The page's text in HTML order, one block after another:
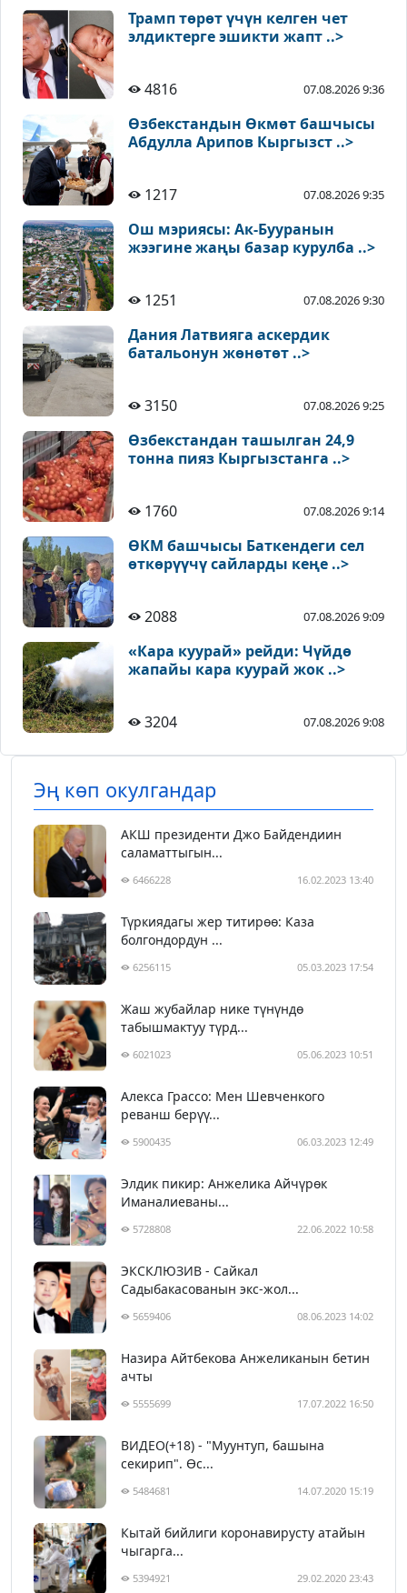
Трамп төрөт үчүн келген чет
элдиктерге эшикти жапт ..>
4816 07.08.2026 9:36
Өзбекстандын Өкмөт башчысы
Абдулла Арипов Кыргызст ..>
1217 07.08.2026 9:35
Ош мэриясы: Ак-Бууранын
жээгине жаңы базар курулба ..>
1251 07.08.2026 9:30
Дания Латвияга аскердик
батальонун жөнөтөт ..>
3150 07.08.2026 9:25
Өзбекстандан ташылган 24,9
тонна пияз Кыргызстанга ..>
1760 07.08.2026 9:14
ӨКМ башчысы Баткендеги сел
өткөрүүчү сайларды кеңе ..>
2088 07.08.2026 9:09
«Кара куурай» рейди: Чүйдө
жапайы кара куурай жок ..>
3204 07.08.2026 9:08
Эң көп окулгандар
АКШ президенти Джо Байдендиин
саламаттыгын...
6466228 16.02.2023 13:40
Түркиядагы жер титирөө: Каза
болгондордун ...
6256115 05.03.2023 17:54
Жаш жубайлар нике түнүндө
табышмактуу түрд...
6021023 05.06.2023 10:51
Алекса Грассо: Мен Шевченкого
реванш берүү...
5900435 06.03.2023 12:49
Элдик пикир: Анжелика Айчүрөк
Иманалиеваны...
5728808 22.06.2022 10:58
ЭКСКЛЮЗИВ - Сайкал
Садыбакасованын экс-жол...
5659406 08.06.2023 14:02
Назира Айтбекова Анжеликанын бетин
ачты
5555699 17.07.2022 16:50
ВИДЕО(+18) - "Муунтуп, башына
секирип". Өс...
5484681 14.07.2020 15:19
Кытай бийлиги коронавирусту атайын
чыгарга...
5394921 29.02.2020 23:43